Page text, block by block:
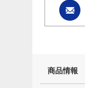
商品情報